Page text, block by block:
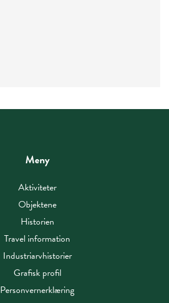
Meny
Aktiviteter
Objektene
Historien
Travel information
Industriarvhistorier
Grafisk profil
Personvernerklæring